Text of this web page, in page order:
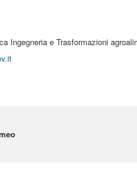
Ingegneria e Trasformazioni